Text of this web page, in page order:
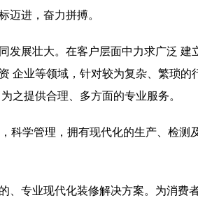
迈进，奋力拼搏。
发展壮大。在客户层面中力求广泛 建
企业等领域，针对较为复杂、繁琐的
之提供合理、多方面的专业服务。
科学管理，拥有现代化的生产、检测
、专业现代化装修解决方案。为消费